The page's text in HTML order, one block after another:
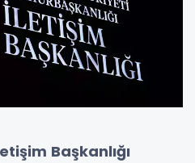
Başkanlığı